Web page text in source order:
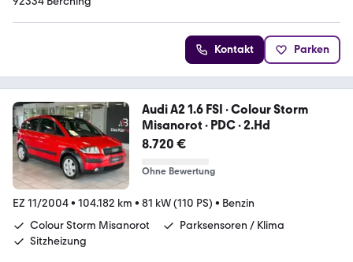
Kontakt Parken
Audi A2 1.6 FSI · Colour Storm
Misanorot · PDC · 2.Hd
8.720 €
Ohne Bewertung
EZ 11/2004• 104.182 km • 81 kW (110 PS) • Benzin
Colour Storm Misanorot
Parksensoren / Klima
Sitzheizung